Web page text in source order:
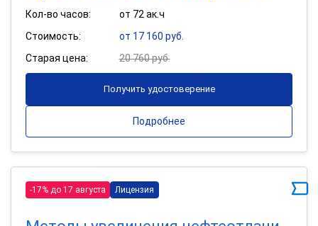
Кол-во часов:
от 72 ак.ч
Стоимость:
от 17 160 руб.
Старая цена:
20 760 руб.
Получить удостоверение
Подробнее
-17% до 17 августа Лицензия